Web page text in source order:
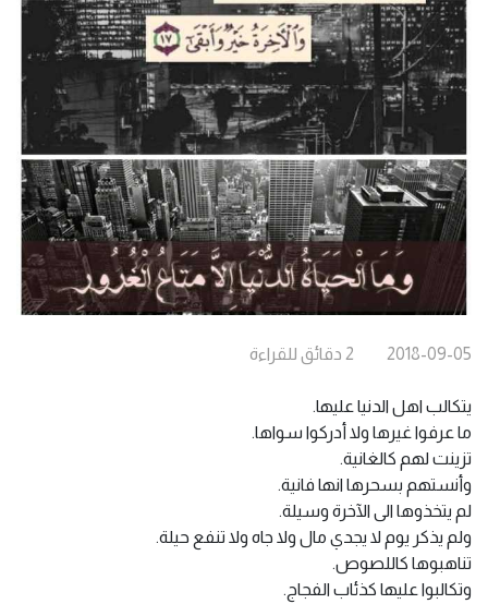
2018-09-05
2 دقائق للقراءة
يتكالب اهل الدنيا عليها.
ما عرفوا غيرها ولا أدركوا سواها.
تزينت لهم كالغانية.
وأنستهم بسحرها انها فانية.
لم يتخذوها الى الآخرة وسيلة.
ولم يذكر يوم لا يجدي مال ولا جاه ولا تنفع حيلة.
تناهبوها كاللصوص.
وتكالبوا عليها كذئاب الفجاج.